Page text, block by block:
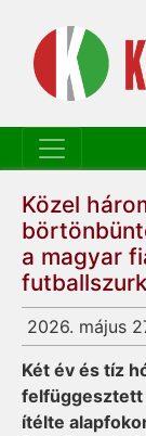
Közel
a magyar
2026. május
Két év és tíz
felfüggesztett
ítélte